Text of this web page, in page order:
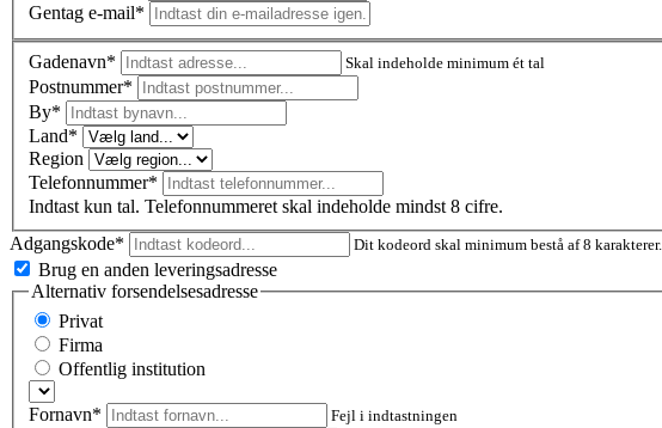
Gentag e-mail*
Gadenavn* Skal indeholde minimum ét tal
Postnummer*
By*
Land*
Region
Telefonnummer*
Indtast kun tal. Telefonnummeret skal indeholde mindst 8 cifre.
Adgangskode*
Dit kodeord skal minimum bestå af 8 karakterer.
Brug en anden leveringsadresse
Alternativ forsendelsesadresse
Privat
Firma
Offentlig institution
Fornavn* Fejl i indtastningen